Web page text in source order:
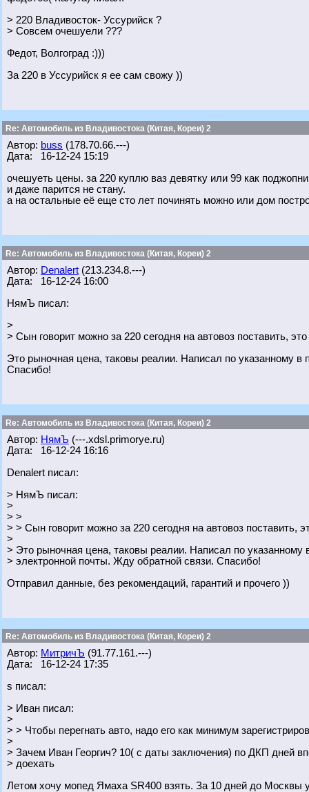
> 220 Владивосток- Уссурийск ?
> Совсем очешуели ???
Федот, Волгоград :)))
За 220 в Уссурийск я ее сам свожу ))
Re: Автомобиль из Владивостока (Китая, Кореи) 2
Автор: buss (178.70.66.---)
Дата: 16-12-24 15:19
очешуеть цены. за 220 куплю ваз девятку или 99 как
и даже парится не стану.
а на остальные её еще сто лет починять можно или дом
Re: Автомобиль из Владивостока (Китая, Кореи) 2
Автор: Denalert (213.234.8.---)
Дата: 16-12-24 16:00
НямЪ писал:
>
> Сын говорит можно за 220 сегодня на автовоз поставить,
Это рыночная цена, таковы реалии. Написал по указанному
Спасибо!
Re: Автомобиль из Владивостока (Китая, Кореи) 2
Автор: НямЪ (---.xdsl.primorye.ru)
Дата: 16-12-24 16:16
Denalert писал:
> НямЪ писал:
>
> >
> > Сын говорит можно за 220 сегодня на автовоз поставить,
>
> Это рыночная цена, таковы реалии. Написал по указанному
> электронной почты. Жду обратной связи. Спасибо!
Отправил данные, без рекомендаций, гарантий и прочего ))
Re: Автомобиль из Владивостока (Китая, Кореи) 2
Автор: МитричЪ (91.77.161.---)
Дата: 16-12-24 17:35
s писал:
> Иван писал:
>
> > Чтобы перегнать авто, надо его как минимум
>
> Зачем Иван Георгич? 10( с даты заключения) по ДКП дней
> доехать
Летом хочу мопед Ямаха SR400 взять. За 10 дней до Москвы